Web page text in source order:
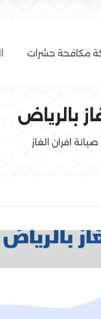
مكافحة حشرات
بالرياض
صيانة افران الغاز